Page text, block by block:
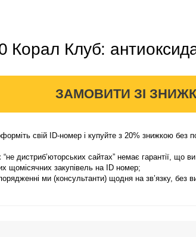
Корал Клуб:
ЗАМОВИТИ ЗІ
свій ID-номер і купуйте з 20% знижкою без
дистриб’юторських сайтах” немає гарантії, що
щомісячних закупівель на ID номер;
ми (консультанти) щодня на зв’язку, без